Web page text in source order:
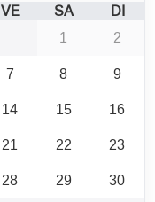
VE SA
DI
1
2
7 8
9
14 15
16
21 22
23
28 29
30